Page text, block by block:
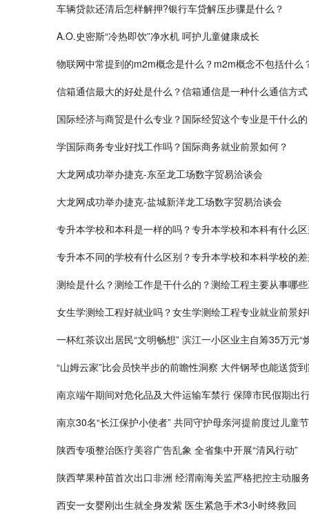
车辆贷款还清后怎样解押?银行车贷解压步骤是什么？
A.O.史密斯“冷热即饮”净水机 呵护儿童健康成长
物联网中常提到的m2m概念是什么？m2m概念不包括什么
信箱通信最大的好处是什么？信箱通信是一种什么通信方式
国际经济与商贸是什么专业？国际经贸这个专业是干什么的
学国际商务专业好找工作吗？国际商务就业前景如何？
大龙网成功举办捷克-东至龙工场数字贸易洽谈会
大龙网成功举办捷克-盐城新洋龙工场数字贸易洽谈会
专升本学校和本科是一样的吗？专升本学校和本科有什么区
专升本不同的学校有什么区别？专升本学校和本科学校的
测绘是什么？测绘工作是干什么的？测绘工程主要从事哪
女生学测绘工程好就业吗？女生学测绘工程专业就业前景好
一杯红茶议出居民“文明畅想” 滨江一小区业主自筹35万元“
“山姆云家”比会员快半步的前瞻性洞察 大件钢琴也能送货
南京端午期间对危化品及大件运输车禁行 保障市民假期出
南京30名“长江保护小使者” 共同守护母亲河提前度过儿童节
陕西专项整治医疗美容广告乱象 全省集中开展“清风行动”
陕西苹果种苗首次出口非洲 经渭南海关监严格把控主动服务
西安一女婴刚出生就全身发紫 医生紧急手术3小时终救回